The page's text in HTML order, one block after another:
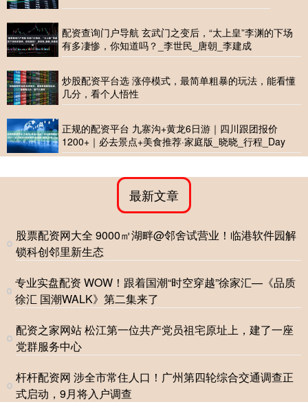
配资查询门户导航 玄武门之变后，“太上皇”李渊的下场
有多凄惨，你知道吗？_李世民_唐朝_李建成
炒股配资平台选 涨停模式，最简单粗暴的玩法，能看懂
几分，看个人悟性
正规的配资平台 九寨沟+黄龙6日游｜四川跟团报价
1200+｜必去景点+美食推荐·家庭版_晓晓_行程_Day
最新文章
股票配资网大全 9000㎡湖畔@邻舍试营业！临港软件园解
锁科创邻里新生态
专业实盘配资 WOW！跟着国潮“时空穿越”徐家汇—《品质
徐汇 国潮WALK》第二集来了
配资之家网站 松江第一位共产党员祖宅原址上，建了一座
党群服务中心
杆杆配资网 涉全市常住人口！广州第四轮综合交通调查正
式启动，9月将入户调查